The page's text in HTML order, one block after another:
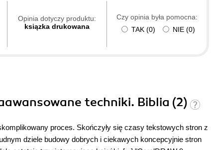
Opinia dotyczy produktu:
ksiązka drukowana
Czy opinia była pomocna:
TAK (0) NIE (0)
techniki. Biblia (2)
proces. Skończyły się czasy tekstowych stron z
dziele budowy dobrych i ciekawych koncepcyjnie stron